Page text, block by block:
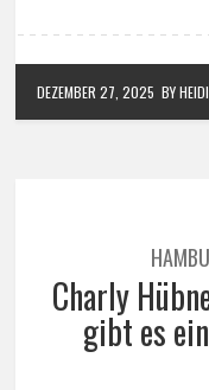
DEZEMBER 27, 2025 BY
Charly
gibt es